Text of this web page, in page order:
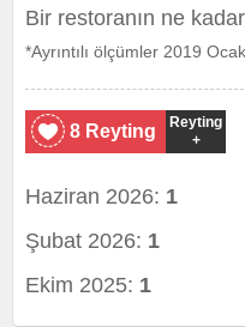
Bir restoranın ne
*Ayrıntılı ölçümler 2019
8 Reyting
Reyting
+
Haziran 2026: 1
Şubat 2026: 1
Ekim 2025: 1